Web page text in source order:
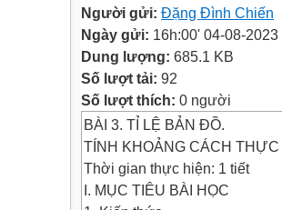
Người gửi: Đặng Đình Chiến
Ngày gửi: 16h:00' 04-08-2023
Dung lượng: 685.1 KB
Số lượt tải: 92
Số lượt thích: 0 người
BÀI 3. TỈ LỆ BẢN ĐỒ.
TÍNH KHOẢNG CÁCH
Thời gian thực hiện: 1 tiết
I. MỤC TIÊU BÀI HỌC